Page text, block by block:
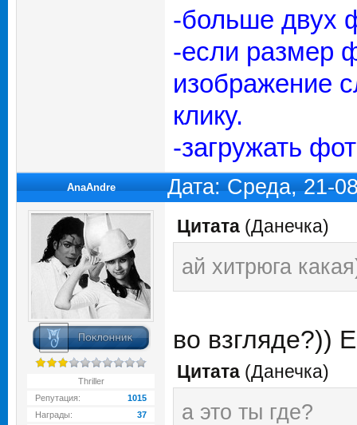
-больше двух
-если размер
изображение
клику.
-загружать
AnaAndre Дата: Среда, 21-
Thriller
Репутация:
1015
Награды:
37
Цитата (Данечка)
ай хитрюга
во взгляде?))
Цитата (Данечка)
а это ты где?